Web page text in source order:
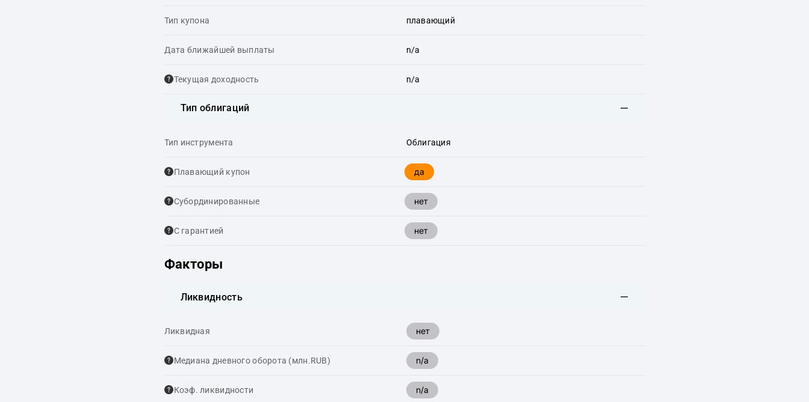
Тип купона плавающий
Дата ближайшей выплаты n/a
Текущая доходность n/a
Тип облигаций
Тип инструмента Облигация
Плавающий купон да
Cубординированные нет
С гарантией нет
Факторы
Ликвидность
Ликвидная нет
Медиана дневного оборота (млн.RUB) n/a
Коэф. ликвидности n/a